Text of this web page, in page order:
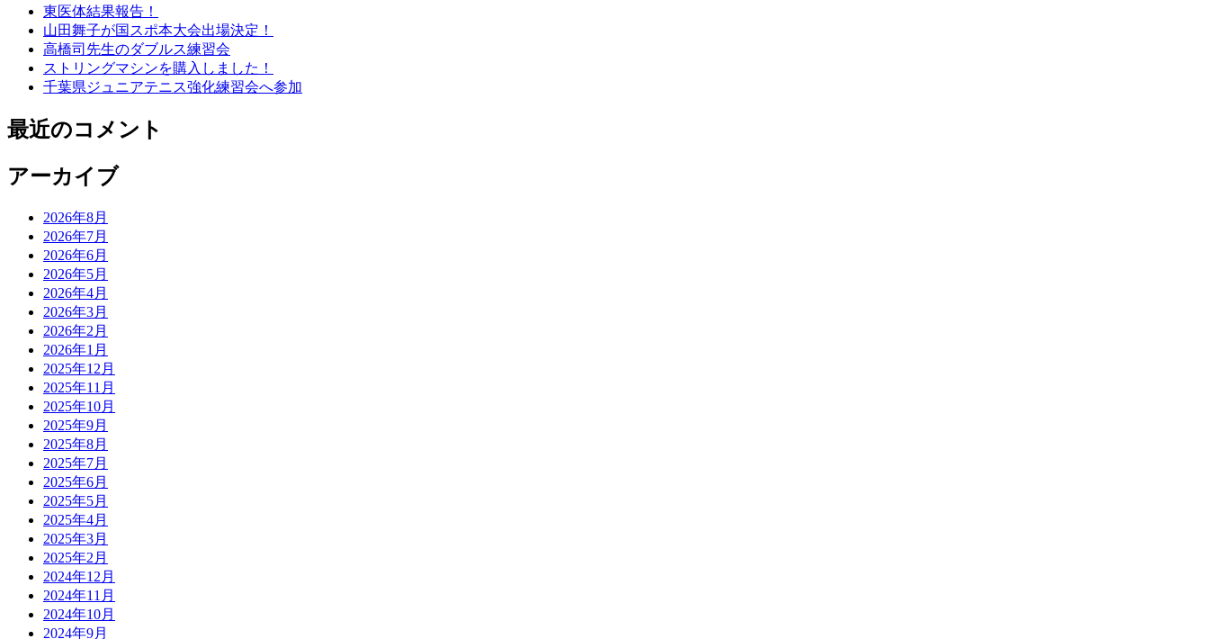
東医体結果報告！
山田舞子が国スポ本大会出場決定！
高橋司先生のダブルス練習会
ストリングマシンを購入しました！
千葉県ジュニアテニス強化練習会へ参加
最近のコメント
アーカイブ
2026年8月
2026年7月
2026年6月
2026年5月
2026年4月
2026年3月
2026年2月
2026年1月
2025年12月
2025年11月
2025年10月
2025年9月
2025年8月
2025年7月
2025年6月
2025年5月
2025年4月
2025年3月
2025年2月
2024年12月
2024年11月
2024年10月
2024年9月